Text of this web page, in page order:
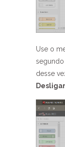
Use o
desse